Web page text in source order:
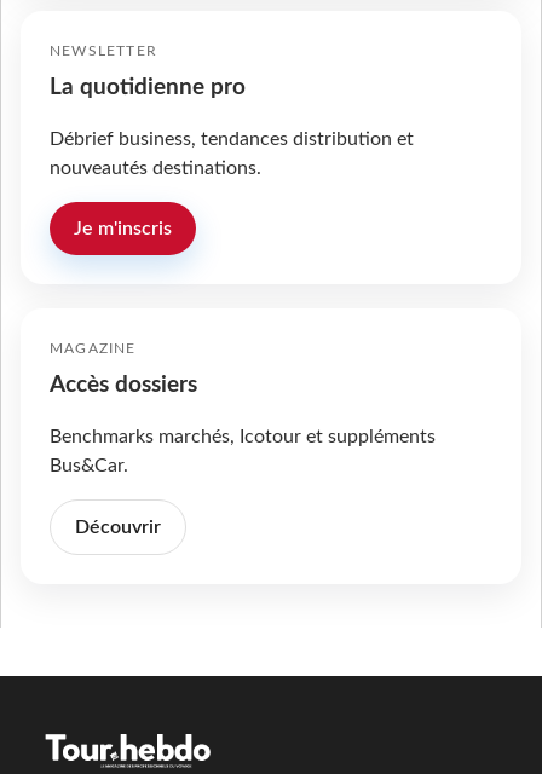
NEWSLETTER
La quotidienne pro
Débrief business, tendances distribution et
nouveautés destinations.
Je m'inscris
MAGAZINE
Accès dossiers
Benchmarks marchés, Icotour et suppléments
Bus&Car.
Découvrir